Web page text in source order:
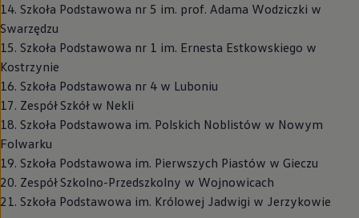
14. Szkoła Podstawowa nr 5 im. prof. Adama Wodziczki w
Swarzędzu
15. Szkoła Podstawowa nr 1 im. Ernesta Estkowskiego w
Kostrzynie
16. Szkoła Podstawowa nr 4 w Luboniu
17. Zespół Szkół w Nekli
18. Szkoła Podstawowa im. Polskich Noblistów w Nowym
Folwarku
19. Szkoła Podstawowa im. Pierwszych Piastów w Gieczu
20. Zespół Szkolno-Przedszkolny w Wojnowicach
21. Szkoła Podstawowa im. Królowej Jadwigi w Jerzykowie